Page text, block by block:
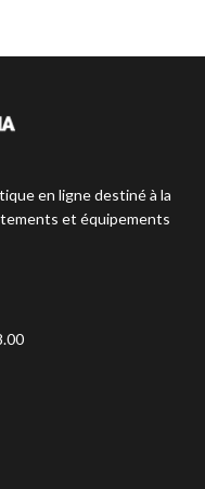
en ligne destiné à la
et équipements